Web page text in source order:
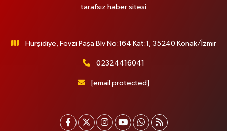
tarafsız haber sitesi
Hurşidiye, Fevzi Paşa Blv No:164 Kat:1, 35240 Konak/İzmir
02324416041
[email protected]